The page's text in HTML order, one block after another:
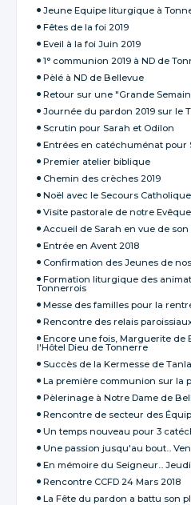
Jeune Equipe liturgique à
Fêtes de la foi 2019
Eveil à la foi Juin 2019
1° communion 2019 à ND de
Pèlé à ND de Bellevue
Retour sur une "Grande
Journée du pardon 2019 sur le
Scrutin pour Sarah et Odilon
Entrées en catéchuménat pour
Premier atelier biblique
Chemin des crèches 2019
Noël avec le Secours Catholique
Visite pastorale de notre
Accueil de Sarah en vue de son
Entrée en Avent 2018
Confirmation des Jeunes de
Formation liturgique des
Tonnerrois
Messe des familles pour la
Rencontre des relais
Encore une fois, Marguerite de
l'Hôtel Dieu de Tonnerre
Succès de la Kermesse de
La première communion sur la
Pèlerinage à Notre Dame de
Rencontre de secteur des
Un temps nouveau pour 3
Une passion jusqu'au bout...
En mémoire du Seigneur...
Rencontre CCFD 24 Mars 2018
La Fête du pardon a battu son